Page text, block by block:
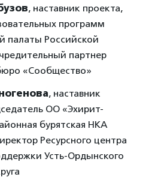
, наставник проекта,
программ
палаты Российской
партнер
«Сообщество»
, наставник
ОО «Эхирит-
бурятская НКА
Ресурсного центра
Усть-Ордынского